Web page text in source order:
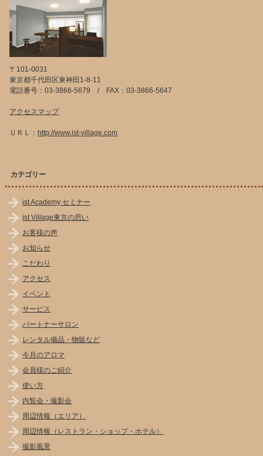
〒101-0031
東京都千代田区東神田1-8-11
電話番号：03-3866-5679 / FAX：03-3866-5647
アクセスマップ
ＵＲＬ：http://www.ist-village.com
カテゴリー
ist Academy セミナー
ist Village東京の思い
お客様の声
お知らせ
こだわり
アクセス
イベント
サービス
パートナーサロン
レンタル備品・物販など
今月のアロマ
会員様のご紹介
使い方
内覧会・撮影会
周辺情報（エリア）
周辺情報（レストラン・ショップ・ホテル）
撮影風景